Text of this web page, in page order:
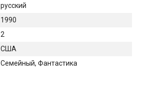
русский
1990
2
США
Семейный, Фантастика